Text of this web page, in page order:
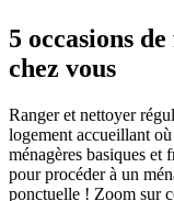
5 occasions
chez vous
Ranger et nettoyer
logement accueillant
ménagères basiques et
pour procéder à un
ponctuelle ! Zoom sur